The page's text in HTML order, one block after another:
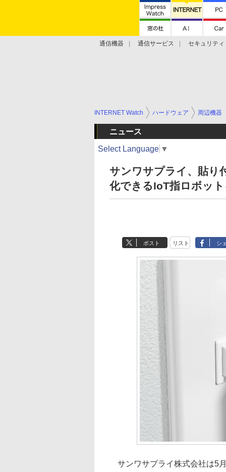
通信機器 通信サービス
セキュリティ
INTERNET Watch ハードウェア 周辺機器
ニュース
Select Language ▼
サンワサプライ、貼り
化できるIoT指ロボッ
ポスト リスト シ
サンワサプライ株式会社は5